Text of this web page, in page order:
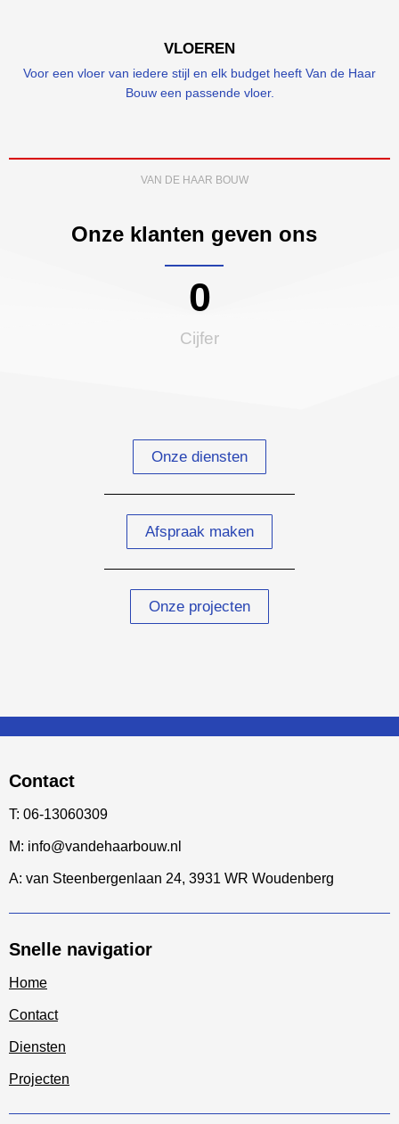
VLOEREN
Voor een vloer van iedere stijl en elk budget heeft Van de Haar
Bouw een passende vloer.
VAN DE HAAR BOUW
Onze klanten geven ons
Cijfer
0
Onze diensten
Afspraak maken
Onze projecten
Contact
T: 06-13060309
M: info@vandehaarbouw.nl
A: van Steenbergenlaan 24, 3931 WR Woudenberg
Snelle navigatior
Home
Contact
Diensten
Projecten